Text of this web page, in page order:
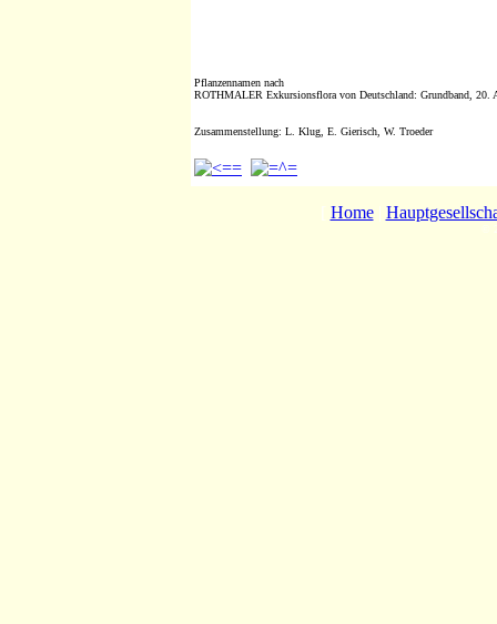
Pflanzennamen nach
ROTHMALER Exkursionsflora von Deutschland: Grundband, 20.
Zusammenstellung: L. Klug, E. Gierisch, W. Troeder
[ Home|